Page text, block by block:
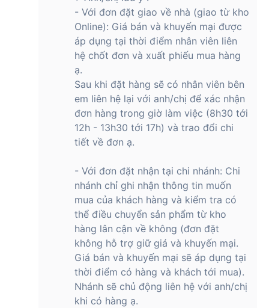
Như vậy, nếu bạn đang có nhu cầu sở hữu chiếc Xiaomi Mi 11
Lite 5G (8GB/128GB), hãy ghé thăm Hoàng Hà Mobile. Khi
mua hàng tại hệ thống của chúng tôi, quý khách hàng sẽ
nhận được sản phẩm 100% chính hãng đi cùng dịch vụ
khách hàng chuyên nghiệp và chu đáo nhất.
- Với đơn đặt giao về nhà (giao từ kho
Online): Giá bán và khuyến mại được
áp dụng tại thời điểm nhân viên liên
hệ chốt đơn và xuất phiếu mua hàng
ạ.
Sau khi đặt hàng sẽ có nhân viên bên
em liên hệ lại với anh/chị để xác nhận
đơn hàng trong giờ làm việc (8h30 tới
12h - 13h30 tới 17h) và trao đổi chi
tiết về đơn ạ.
- Với đơn đặt nhận tại chi nhánh: Chi
nhánh chỉ ghi nhận thông tin muốn
mua của khách hàng và kiểm tra có
thể điều chuyển sản phẩm từ kho
hàng lân cận về không (đơn đặt
không hỗ trợ giữ giá và khuyến mại.
Giá bán và khuyến mại sẽ áp dụng tại
thời điểm có hàng và khách tới mua).
Nhánh sẽ chủ động liên hệ với anh/chị
khi có hàng ạ.